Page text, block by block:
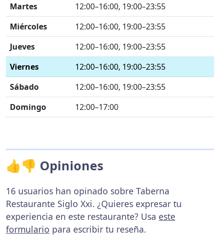
Martes
12:00–16:00, 19:00–23:55
Miércoles
12:00–16:00, 19:00–23:55
Jueves
12:00–16:00, 19:00–23:55
Viernes
12:00–16:00, 19:00–23:55
Sábado
12:00–16:00, 19:00–23:55
Domingo
12:00–17:00
👍👎 Opiniones
16 usuarios han opinado sobre Taberna
Restaurante Siglo Xxi. ¿Quieres expresar tu
experiencia en este restaurante? Usa este
formulario para escribir tu reseña.